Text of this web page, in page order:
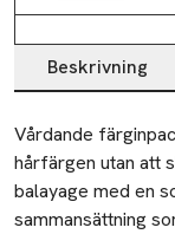
Beskrivning
Beskrivning
Vårdande
hårfärgen utan att
balayage med en
sammansättning